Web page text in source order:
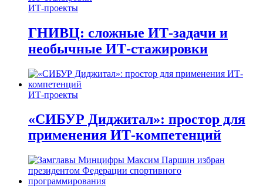
ИТ-проекты
ГНИВЦ: сложные ИТ‑задачи и
необычные ИТ‑стажировки
ИТ-проекты
«СИБУР Диджитал»: простор для
применения ИТ-компетенций